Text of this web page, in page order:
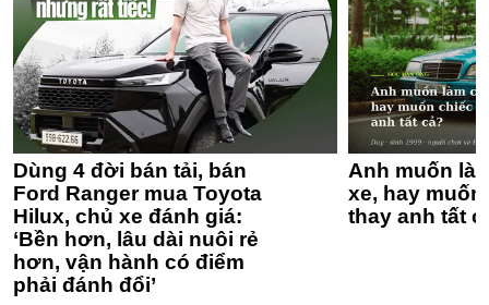
Dùng 4 đời bán tải, bán
Ford Ranger mua Toyota
Hilux, chủ xe đánh giá:
‘Bền hơn, lâu dài nuôi rẻ
hơn, vận hành có điểm
phải đánh đổi’
Anh muốn
xe, hay
thay anh tất